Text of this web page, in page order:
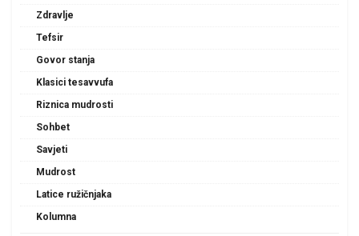
Zdravlje
Tefsir
Govor stanja
Klasici tesavvufa
Riznica mudrosti
Sohbet
Savjeti
Mudrost
Latice ružičnjaka
Kolumna